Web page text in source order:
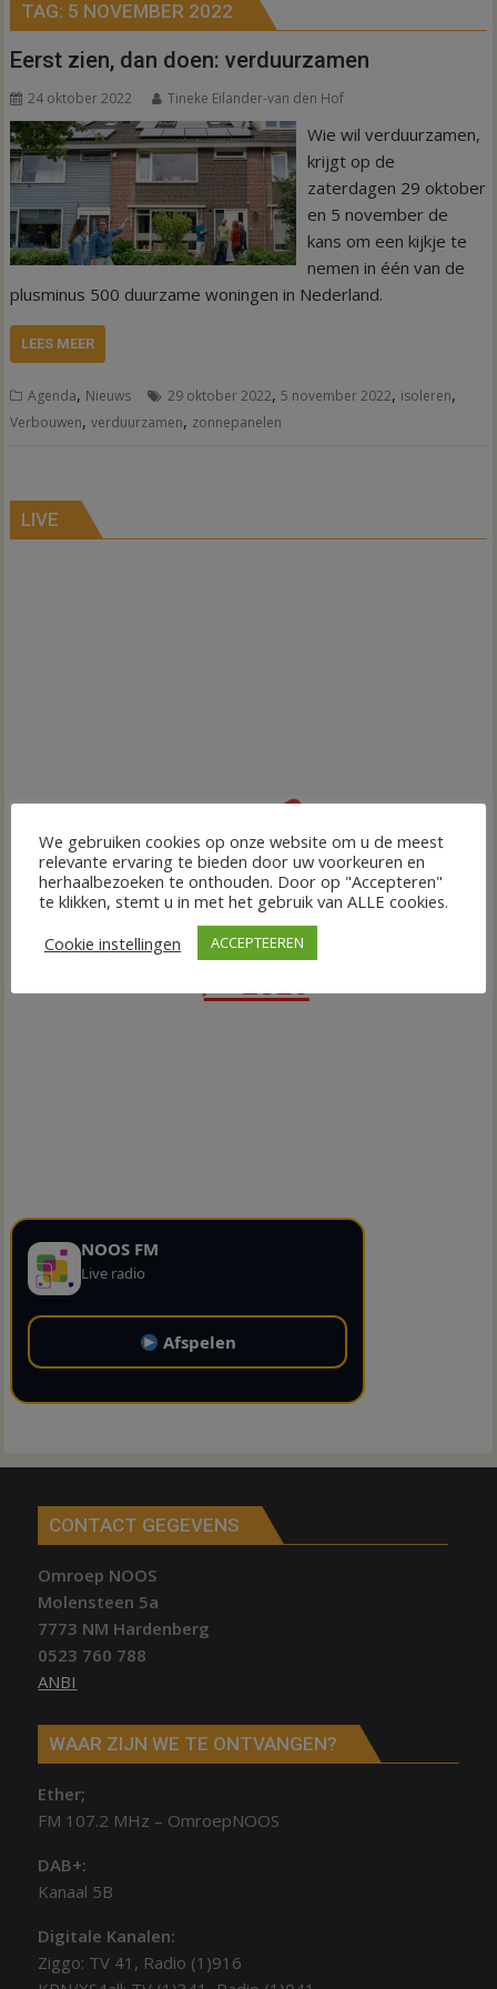
TAG: 5 NOVEMBER 2022
Eerst zien, dan doen: verduurzamen
24 oktober 2022 Tineke Eilander-van den Hof
Wie wil verduurzamen,
krijgt op de
zaterdagen 29 oktober
en 5 november de
kans om een kijkje te
nemen in één van de
plusminus 500 duurzame woningen in Nederland.
LEES MEER
Agenda, Nieuws 29 oktober 2022,5 november 2022, isoleren,
Verbouwen,verduurzamen, zonnepanelen
LIVE
NOOS FM
Live radio
Afspelen
CONTACT GEGEVENS
Omroep NOOS
Molensteen 5a
7773 NM Hardenberg
0523 760 788
ANBI
WAAR ZIJN WE TE ONTVANGEN?
Ether;
FM 107.2 MHz – OmroepNOOS
DAB+:
Kanaal 5B
Digitale Kanalen:
Ziggo: TV 41, Radio (1)916
We gebruiken cookies op onze website om u de meest
relevante ervaring te bieden door uw voorkeuren en
herhaalbezoeken te onthouden. Door op "Accepteren"
te klikken, stemt u in met het gebruik van ALLE cookies.
Cookie instellingen
ACCEPTEEREN